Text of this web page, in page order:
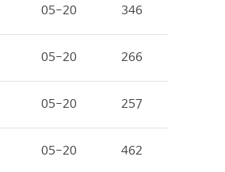
05-20 346
05-20 266
05-20 257
05-20 462